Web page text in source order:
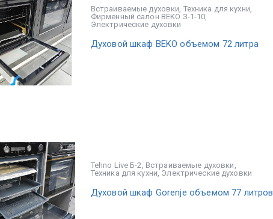
Встраиваемые духовки, Техника для кухни,
Фирменный салон BEKO З-1-10,
Электрические духовки
Духовой шкаф BEKO объемом 72 литра
Tehno Live Б-2, Встраиваемые духовки ,
Техника для кухни, Электрические духовки
Духовой шкаф Gorenje объемом 77 литров